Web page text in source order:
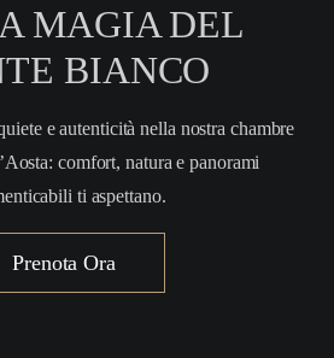
MAGIA DEL
BIANCO
e autenticità nella nostra chambre
comfort, natura e panorami
ti aspettano.
Prenota Ora